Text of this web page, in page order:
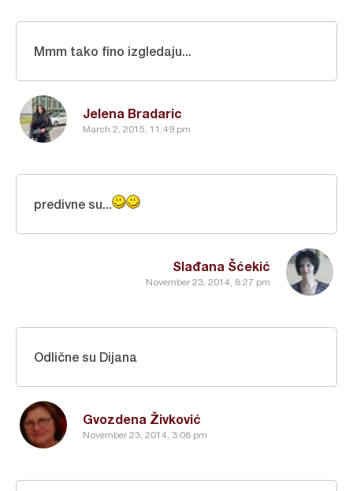
Jelena Bradaric
March 2, 2015, 11:49 pm
Mmm tako fino izgledaju...
Slađana Šćekić
November 23, 2014, 8:27 pm
predivne su...
Gvozdena Živković
November 23, 2014, 3:08 pm
Odlične su Dijana